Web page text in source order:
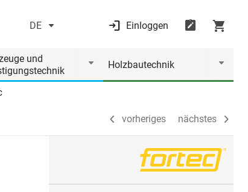
DE Einloggen
und
Holzbautechnik
vorheriges nächstes
vorheriges nächstes